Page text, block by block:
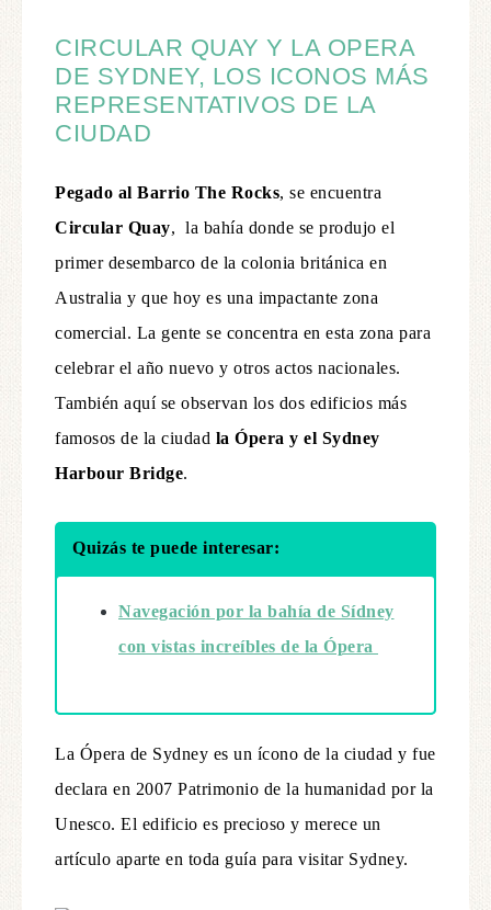
CIRCULAR QUAY Y LA OPERA
DE SYDNEY, LOS ICONOS MÁS
REPRESENTATIVOS DE LA
CIUDAD
Pegado al Barrio The Rocks, se encuentra
Circular Quay, la bahía donde se produjo el
primer desembarco de la colonia británica en
Australia y que hoy es una impactante zona
comercial. La gente se concentra en esta zona para
celebrar el año nuevo y otros actos nacionales.
También aquí se observan los dos edificios más
famosos de la ciudad la Ópera y el Sydney
Harbour Bridge.
Quizás te puede interesar:
Navegación por la bahía de Sídney
con vistas increíbles de la Ópera
La Ópera de Sydney es un ícono de la ciudad y fue
declara en 2007 Patrimonio de la humanidad por la
Unesco. El edificio es precioso y merece un
artículo aparte en toda guía para visitar Sydney.